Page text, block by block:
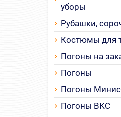
уборы
Рубашки,
Костюмы для
Погоны на
Погоны
Погоны
Погоны ВКС